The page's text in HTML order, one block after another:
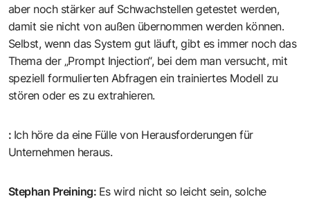
aber noch stärker auf Schwachstellen getestet werden,
damit sie nicht von außen übernommen werden können.
Selbst, wenn das System gut läuft, gibt es immer noch das
Thema der „Prompt Injection“, bei dem man versucht, mit
speziell formulierten Abfragen ein trainiertes Modell zu
stören oder es zu extrahieren.
: Ich höre da eine Fülle von Herausforderungen für
Unternehmen heraus.
Stephan Preining: Es wird nicht so leicht sein, solche